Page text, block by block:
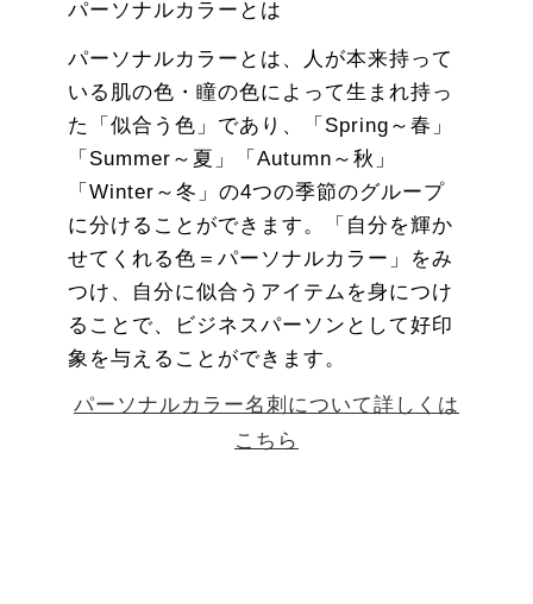
パーソナルカラーとは
パーソナルカラーとは、人が本来持って
いる肌の色・瞳の色によって生まれ持っ
た「似合う色」であり、「Spring～春」
「Summer～夏」「Autumn～秋」
「Winter～冬」の4つの季節のグループ
に分けることができます。「自分を輝か
せてくれる色＝パーソナルカラー」をみ
つけ、自分に似合うアイテムを身につけ
ることで、ビジネスパーソンとして好印
象を与えることができます。
パーソナルカラー名刺について詳しくは
こちら